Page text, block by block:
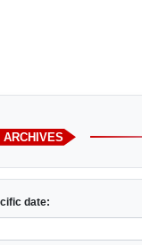
ARCHIVES
date: